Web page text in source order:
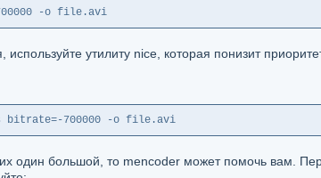
-o file.avi
утилиту nice, которая понизит
bitrate=-700000 -o file.avi
один большой, то mencoder может помочь вам.